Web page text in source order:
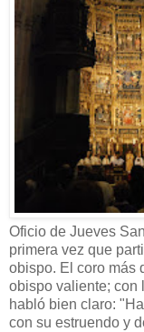
Oficio de Jueves
primera vez que
obispo. El coro más
obispo valiente; con
habló bien claro:
con su estruendo y